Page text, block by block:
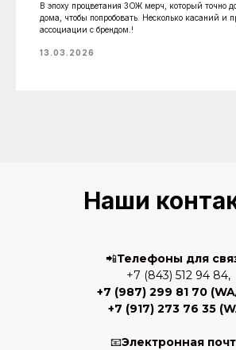
В эпоху процветания ЗОЖ мерч, который точно
дома, чтобы попробовать. Несколько касаний и
ассоциации с брендом.!
13.03.2026
Наши
📲Телефоны для
+7 (843) 512 94 84,
+7 (987) 299 81 70
+7 (917) 273 76 35
📧Электронная